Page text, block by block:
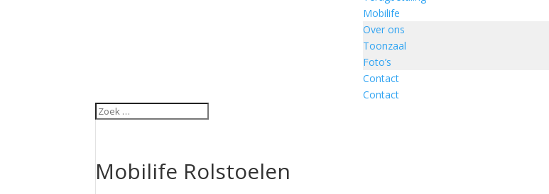
Mobilife
Over ons
Toonzaal
Foto’s
Contact
Contact
Mobilife Rolstoelen